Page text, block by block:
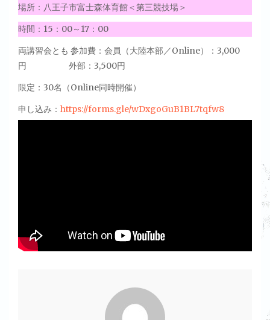
場所：八王子市富士森体育館＜第三競技場＞
時間：15：00～17：00
両講習会とも 参加費：会員（大陸本部／Online）：3,000
円 外部：3,500円
限定：30名（Online同時開催）
申し込み： https://forms.gle/wDxgoGuB1BL7tqfw8